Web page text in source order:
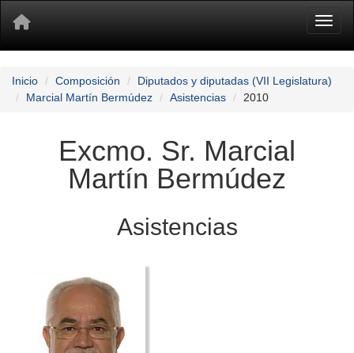
Inicio Composición
Diputados y diputadas (VII Legislatura)
Marcial Martín Bermúdez
Asistencias 2010
Excmo. Sr. Marcial
Martín Bermúdez
Asistencias